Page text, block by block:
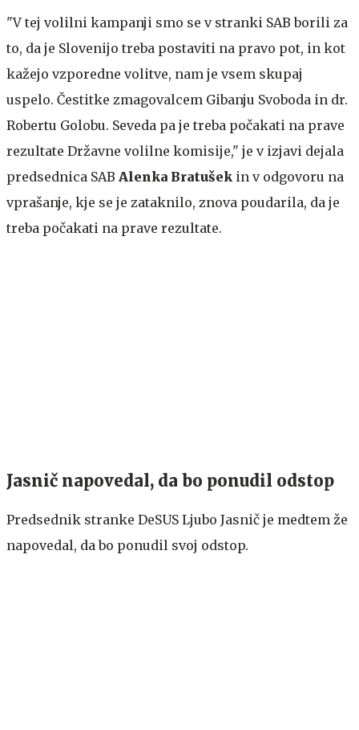
"V tej volilni kampanji smo se v stranki SAB borili za
to, da je Slovenijo treba postaviti na pravo pot, in kot
kažejo vzporedne volitve, nam je vsem skupaj
uspelo. Čestitke zmagovalcem Gibanju Svoboda in dr.
Robertu Golobu. Seveda pa je treba počakati na prave
rezultate Državne volilne komisije," je v izjavi dejala
predsednica SAB Alenka Bratušek in v odgovoru na
vprašanje, kje se je zataknilo, znova poudarila, da je
treba počakati na prave rezultate.
Jasnič napovedal, da bo ponudil odstop
Predsednik stranke DeSUS Ljubo Jasnič je medtem že
napovedal, da bo ponudil svoj odstop.